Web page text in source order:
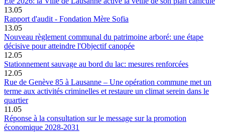
13.05
Rapport d'audit - Fondation Mère Sofia
13.05
Nouveau règlement communal du patrimoine arboré: une étape
décisive pour atteindre l'Objectif canopée
12.05
Stationnement sauvage au bord du lac: mesures renforcées
12.05
Rue de Genève 85 à Lausanne – Une opération commune met un
terme aux activités criminelles et restaure un climat serein dans le
quartier
11.05
Réponse à la consultation sur le message sur la promotion
économique 2028-2031